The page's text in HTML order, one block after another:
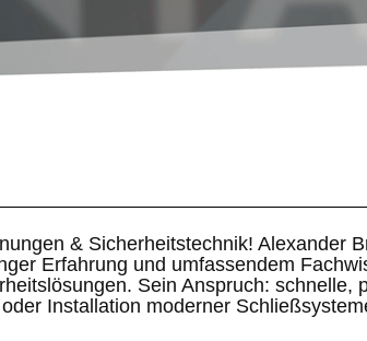
& Sicherheitstechnik! Alexander
Erfahrung und umfassendem
Sein Anspruch:
Installation moderner